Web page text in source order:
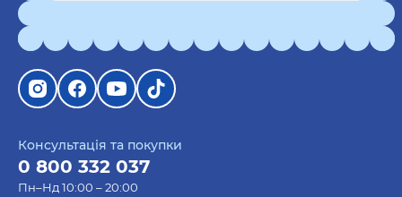
Консультація та покупки
0 800 332 037
Пн–Нд 10:00 – 20:00